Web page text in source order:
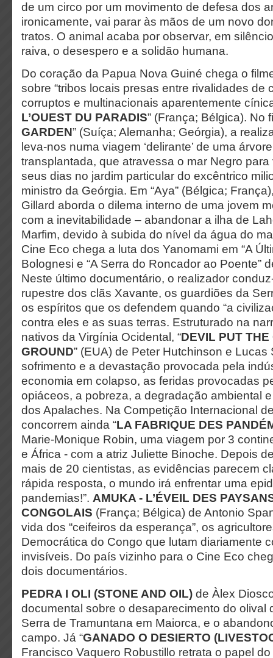
de um circo por um movimento de defesa dos
ironicamente, vai parar às mãos de um novo
tratos. O animal acaba por observar, em
raiva, o desespero e a solidão humana.
Do coração da Papua Nova Guiné chega o
sobre “tribos locais presas entre rivalidades de
corruptos e multinacionais aparentemente
L’OUEST DU PARADIS” (França; Bélgica). No
GARDEN” (Suíça; Alemanha; Geórgia), a
leva-nos numa viagem ‘delirante’ de uma
transplantada, que atravessa o mar Negro
seus dias no jardim particular do excêntrico
ministro da Geórgia. Em “Aya” (Bélgica;
Gillard aborda o dilema interno de uma jovem
com a inevitabilidade – abandonar a ilha de
Marfim, devido à subida do nível da água do
Cine Eco chega a luta dos Yanomami em “A
Bolognesi e “A Serra do Roncador ao Poente”
Neste último documentário, o realizador
rupestre dos clãs Xavante, os guardiões da
os espíritos que os defendem quando “a
contra eles e as suas terras. Estruturado na
nativos da Virgínia Ocidental, “DEVIL PUT
GROUND” (EUA) de Peter Hutchinson e Lucas
sofrimento e a devastação provocada pela
economia em colapso, as feridas provocadas
opiáceos, a pobreza, a degradação ambiental
dos Apalaches. Na Competição Internacional
concorrem ainda “LA FABRIQUE DES
Marie-Monique Robin, uma viagem por 3
e África - com a atriz Juliette Binoche. Depois
mais de 20 cientistas, as evidências parecem
rápida resposta, o mundo irá enfrentar uma
pandemias!”. AMUKA - L’ÉVEIL DES
CONGOLAIS (França; Bélgica) de Antonio
vida dos “ceifeiros da esperança”, os
Democrática do Congo que lutam diariamente
invisíveis. Do país vizinho para o Cine Eco
dois documentários.
PEDRA I OLI (STONE AND OIL) de Àlex
documental sobre o desaparecimento do olival
Serra de Tramuntana em Maiorca, e o
campo. Já “GANADO O DESIERTO
Francisco Vaquero Robustillo retrata o papel